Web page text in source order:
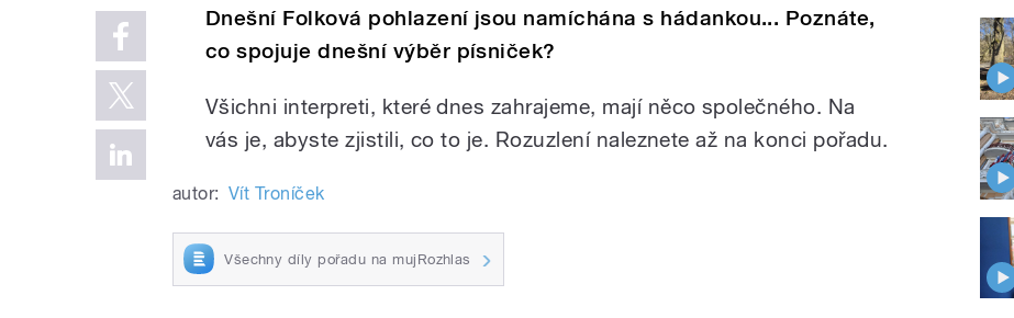
Dnešní Folková pohlazení jsou namíchána s hádankou... Poznáte,
co spojuje dnešní výběr písniček?
Všichni interpreti, které dnes zahrajeme, mají něco společného. Na
vás je, abyste zjistili, co to je. Rozuzlení naleznete až na konci pořadu.
autor: Vít Troníček
Všechny díly pořadu na mujRozhlas